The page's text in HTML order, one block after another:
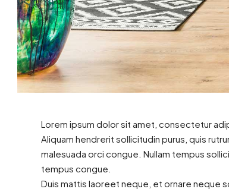
Lorem ipsum dolor sit amet, consectetur
Aliquam hendrerit sollicitudin purus, quis
malesuada orci congue. Nullam tempus
tempus congue.
Duis mattis laoreet neque, et ornare neque